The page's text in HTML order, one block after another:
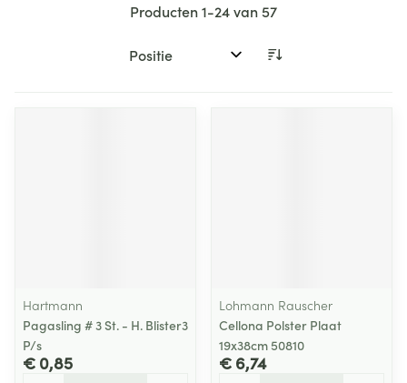
Producten1-24van57
Sorteer op:
Hartmann
Pagasling # 3 St. - H. Blister3
P/s
€ 0,85
Lohmann Rauscher
Cellona Polster Plaat
19x38cm 50810
€ 6,74